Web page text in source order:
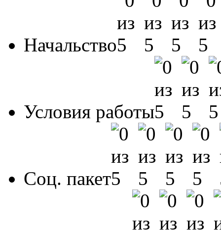
Начальство
Условия работы
Соц. пакет